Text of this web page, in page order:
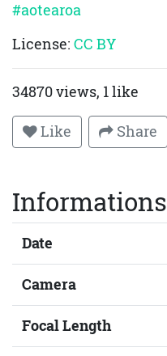
#aotearoa
License: CC BY
34870 views, 1 like
Like Share
Informations
Date
Camera
Focal Length